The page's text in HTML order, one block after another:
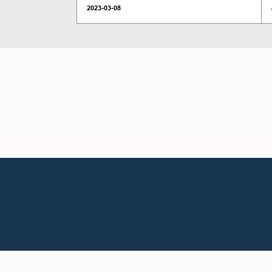
2023-03-08